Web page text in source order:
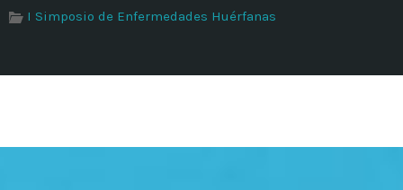
I Simposio de Enfermedades Huérfanas